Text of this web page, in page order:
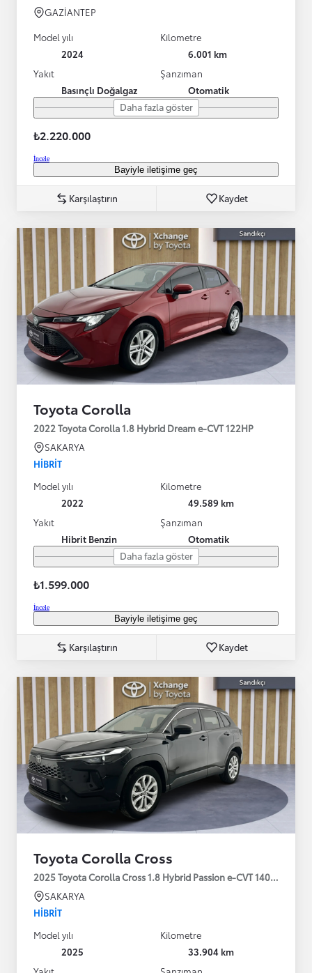
GAZİANTEP
Model yılı
2024
Kilometre
6.001 km
Yakıt
Basınçlı Doğalgaz
Şanzıman
Otomatik
Daha fazla göster
₺2.220.000
İncele
Bayiyle iletişime geç
Karşılaştırın Kaydet
Toyota Corolla
2022 Toyota Corolla 1.8 Hybrid Dream e-CVT 122HP
SAKARYA
HIBRIT
Model yılı
2022
Kilometre
49.589 km
Yakıt
Hibrit Benzin
Şanzıman
Otomatik
Daha fazla göster
₺1.599.000
İncele
Bayiyle iletişime geç
Karşılaştırın Kaydet
Toyota Corolla Cross
2025 Toyota Corolla Cross 1.8 Hybrid Passion e-CVT 140HP
SAKARYA
HIBRIT
Model yılı
2025
Kilometre
33.904 km